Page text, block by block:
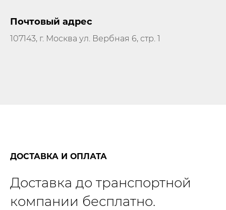
Почтовый адрес
107143, г. Москва ул. Вербная 6, стр. 1
ДОСТАВКА И ОПЛАТА
Доставка до транспортной
компании бесплатно.